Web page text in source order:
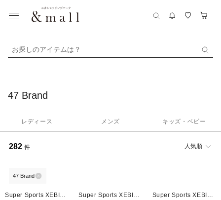
お探しのアイテムは？
47 Brand
レディース メンズ キッズ・ベビー
282 件 人気順
47 Brand
Super Sports XEBIO
Super Sports XEBIO
Super Sports XEBIO